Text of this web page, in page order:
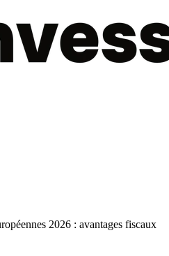
2026 : avantages fiscaux